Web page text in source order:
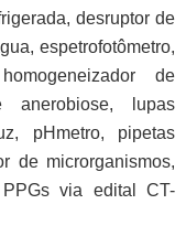
desruptor de
espetrofotômetro,
de
anerobiose, lupas
pHmetro, pipetas
de microrganismos,
via edital CT-